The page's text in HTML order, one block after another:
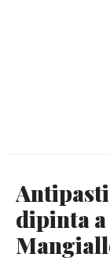
dipinta